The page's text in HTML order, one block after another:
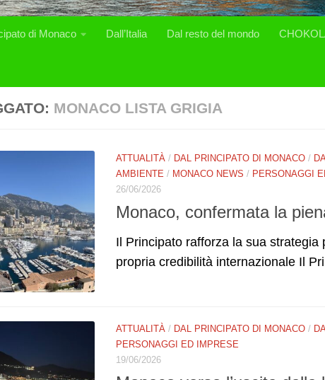
di Monaco Dall’Italia Dal resto del mondo
MONACO LISTA GRIGIA
ATTUALITÀ / DAL PRINCIPATO DI MONACO /
AMBIENTE / MONACO NEWS / PERSONAGGI
26/06/2026
Monaco, confermata la
Il Principato rafforza la sua
propria credibilità internazionale Il
ATTUALITÀ / DAL PRINCIPATO DI MONACO /
PERSONAGGI ED IMPRESE
19/06/2026